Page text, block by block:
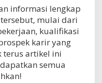
informasi lengkap
mulai dari
kualifikasi
karir yang
terus artikel ini
semua